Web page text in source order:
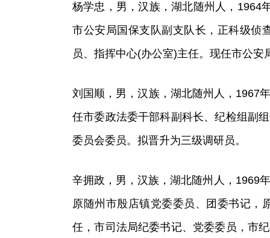
杨学忠，男，汉族，湖北随州人，1964
市公安局国保支队副支队长，正科级侦
员、指挥中心(办公室)主任。现任市公
刘国顺，男，汉族，湖北随州人，1967
任市委政法委干部科副科长、纪检组副
委员会委员。拟晋升为三级调研员。
辛拥政，男，汉族，湖北随州人，1969
原随州市殷店镇党委委员、团委书记，
任，市司法局纪委书记、党委委员，市